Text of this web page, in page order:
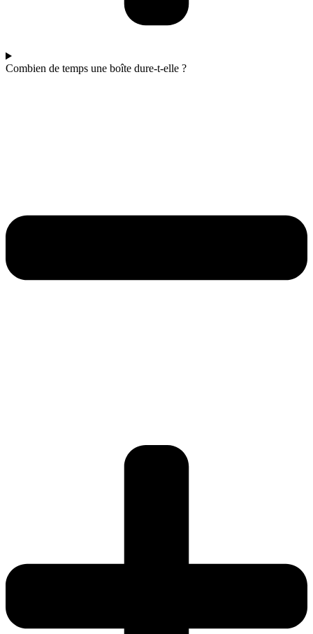
Combien de temps une boîte dure-t-elle ?